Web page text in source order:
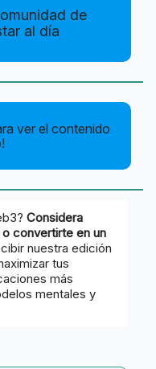
de
al día
ver el contenido
Considera
convertirte en un
nuestra edición
tus
más
mentales y